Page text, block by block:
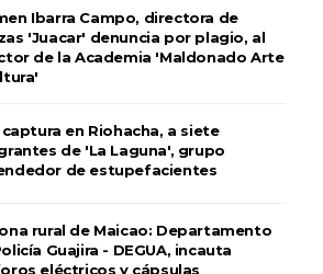
Ibarra Campo, directora de
'Juacar' denuncia por plagio, al
de la Academia 'Maldonado Arte
captura en Riohacha, a siete
de 'La Laguna', grupo
de estupefacientes
rural de Maicao: Departamento
Guajira - DEGUA, incauta
eléctricos y cápsulas